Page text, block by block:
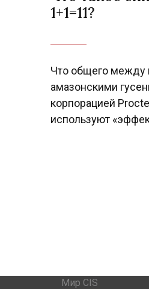
1+1=11?
Что общего между
амазонскими
корпорацией
используют
Previous
Мир CIS